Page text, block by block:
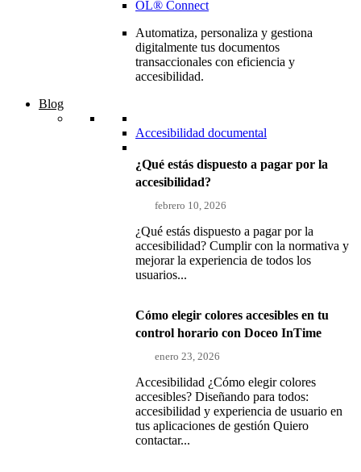
OL® Connect
Automatiza, personaliza y gestiona
digitalmente tus documentos
transaccionales con eficiencia y
accesibilidad.
Blog
Accesibilidad documental
¿Qué estás dispuesto a pagar por la
accesibilidad?
febrero 10, 2026
¿Qué estás dispuesto a pagar por la
accesibilidad? Cumplir con la normativa y
mejorar la experiencia de todos los
usuarios...
Cómo elegir colores accesibles en tu
control horario con Doceo InTime
enero 23, 2026
Accesibilidad ¿Cómo elegir colores
accesibles? Diseñando para todos:
accesibilidad y experiencia de usuario en
tus aplicaciones de gestión Quiero
contactar...